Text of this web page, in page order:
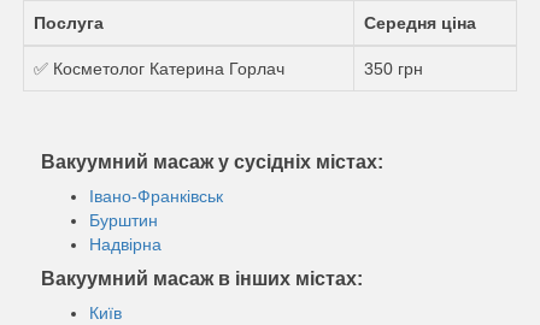
Послуга Середня ціна
✅ Косметолог Катерина Горлач 350 грн
Вакуумний масаж у сусідніх містах:
Івано-Франківськ
Бурштин
Надвірна
Вакуумний масаж в інших містах:
Київ